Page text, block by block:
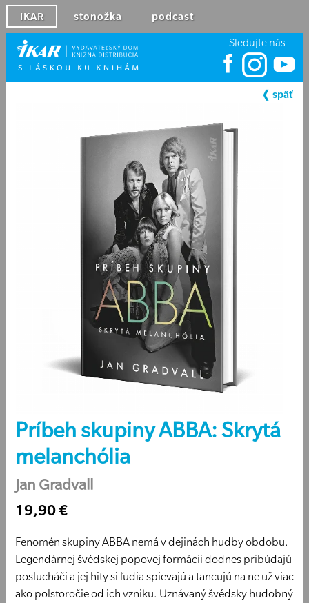
IKAR stonožka podcast
Sledujte nás
Príbeh skupiny ABBA: Skrytá
melanchólia
Jan Gradvall
19,90 €
Fenomén skupiny ABBA nemá v dejinách hudby obdobu.
Legendárnej švédskej popovej formácii dodnes pribúdajú
poslucháči a jej hity si ľudia spievajú a tancujú na ne už viac
ako polstoročie od ich vzniku. Uznávaný švédsky hudobný
❰ späť